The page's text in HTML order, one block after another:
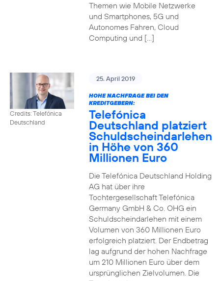
Themen wie Mobile Netzwerke
und Smartphones, 5G und
Autonomes Fahren, Cloud
Computing und […]
Credits: Telefónica
Deutschland
25. April 2019
HOHE NACHFRAGE BEI DEN
KREDITGEBERN:
Telefónica
Deutschland platziert
Schuldscheindarlehen
in Höhe von 360
Millionen Euro
Die Telefónica Deutschland Holding
AG hat über ihre
Tochtergesellschaft Telefónica
Germany GmbH & Co. OHG ein
Schuldscheindarlehen mit einem
Volumen von 360 Millionen Euro
erfolgreich platziert. Der Endbetrag
lag aufgrund der hohen Nachfrage
um 210 Millionen Euro über dem
ursprünglichen Zielvolumen. Die